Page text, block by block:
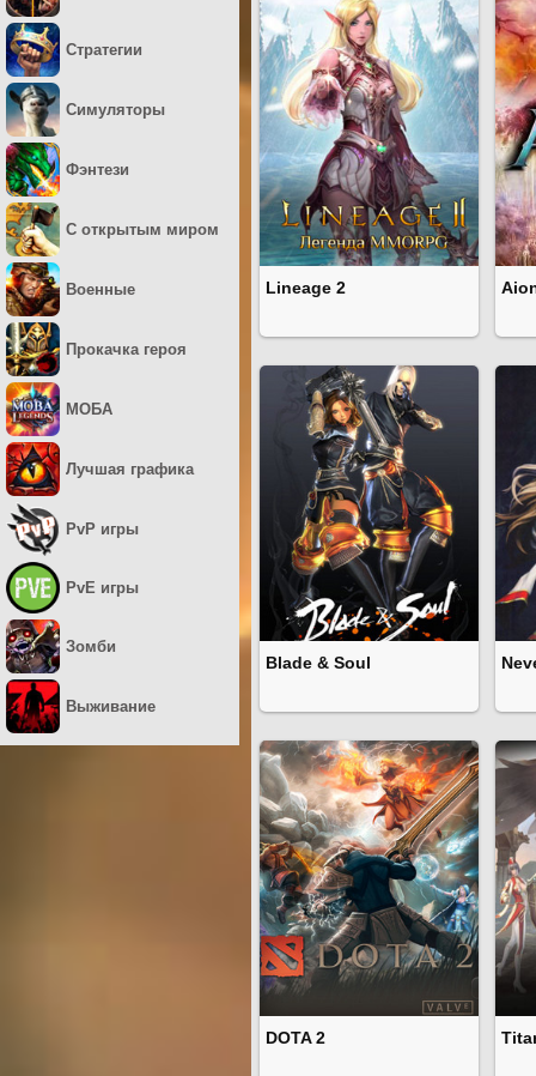
Lineage 2
Blade & Soul
DOTA 2
Стратегии
Симуляторы
Фэнтези
С открытым миром
Военные
Прокачка героя
МОБА
Лучшая графика
PvP игры
PvE игры
Зомби
Выживание